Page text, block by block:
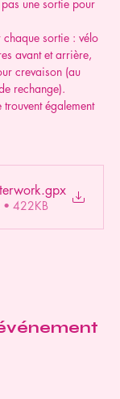
une sortie pour
sortie : vélo
avant et arrière,
crevaison (au
rechange).
trouvent également
.gpx
• 422KB